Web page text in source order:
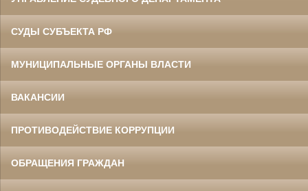
СУДЫ СУБЪЕКТА РФ
МУНИЦИПАЛЬНЫЕ ОРГАНЫ ВЛАСТИ
ВАКАНСИИ
ПРОТИВОДЕЙСТВИЕ КОРРУПЦИИ
ОБРАЩЕНИЯ ГРАЖДАН